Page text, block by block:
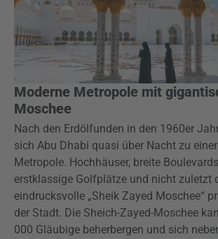
Moderne Metropole mit
Moschee
Nach den Erdölfunden in den 1960er
sich Abu Dhabi quasi über Nacht zu
Metropole. Hochhäuser, breite
erstklassige Golfplätze und nicht zuletzt
eindrucksvolle „Sheik Zayed Moschee“
der Stadt. Die Sheich-Zayed-Moschee
000 Gläubige beherbergen und sich